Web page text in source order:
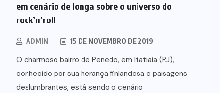
em cenário de longa sobre o universo do
rock’n’roll
ADMIN 15 DE NOVEMBRO DE 2019
O charmoso bairro de Penedo, em Itatiaia (RJ),
conhecido por sua herança finlandesa e paisagens
deslumbrantes, está sendo o cenário